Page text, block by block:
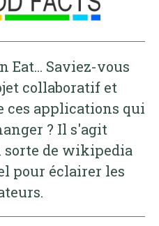
Eat... Saviez-vous
collaboratif et
ces applications qui
? Il s'agit
sorte de wikipedia
pour éclairer les